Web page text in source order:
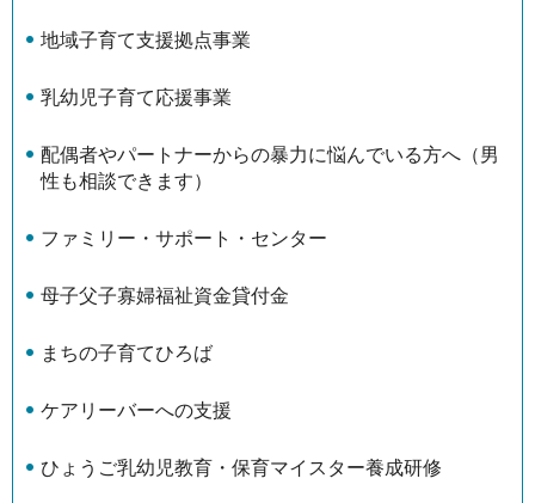
地域子育て支援拠点事業
乳幼児子育て応援事業
配偶者やパートナーからの暴力に悩んでいる方へ（男
性も相談できます）
ファミリー・サポート・センター
母子父子寡婦福祉資金貸付金
まちの子育てひろば
ケアリーバーへの支援
ひょうご乳幼児教育・保育マイスター養成研修